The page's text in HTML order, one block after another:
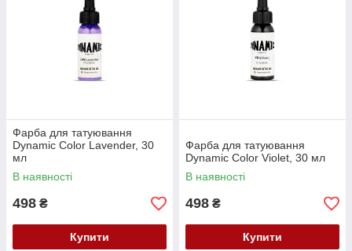
Фарба для татуювання
Dynamic Color Lavender, 30
мл
В наявності
498 ₴
Купити
Фарба для татуювання
Dynamic Color Violet, 30 мл
В наявності
498 ₴
Купити